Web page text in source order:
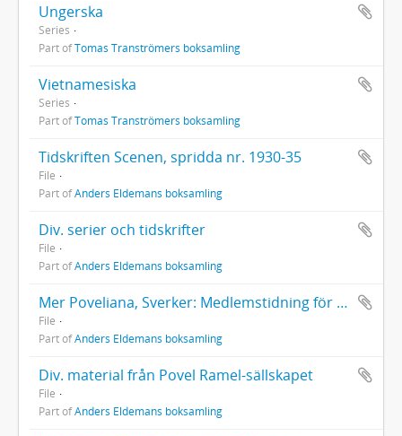
Ungerska
Series
Part ofTomas Tranströmers boksamling
Vietnamesiska
Series
Part ofTomas Tranströmers boksamling
Tidskriften Scenen, spridda nr. 1930-35
File
Part ofAnders Eldemans boksamling
Div. serier och tidskrifter
File
Part ofAnders Eldemans boksamling
Mer Poveliana, Sverker: Medlemstidning för Povel Ramel-sällskapet. Spridda nr.
File
Part ofAnders Eldemans boksamling
Div. material från Povel Ramel-sällskapet
File
Part ofAnders Eldemans boksamling